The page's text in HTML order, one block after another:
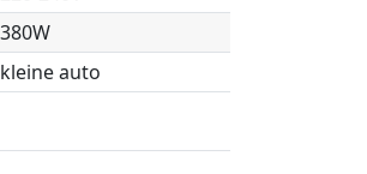
380W
kleine auto